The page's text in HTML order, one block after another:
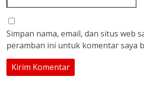
Simpan nama, email, dan situs web
peramban ini untuk komentar saya